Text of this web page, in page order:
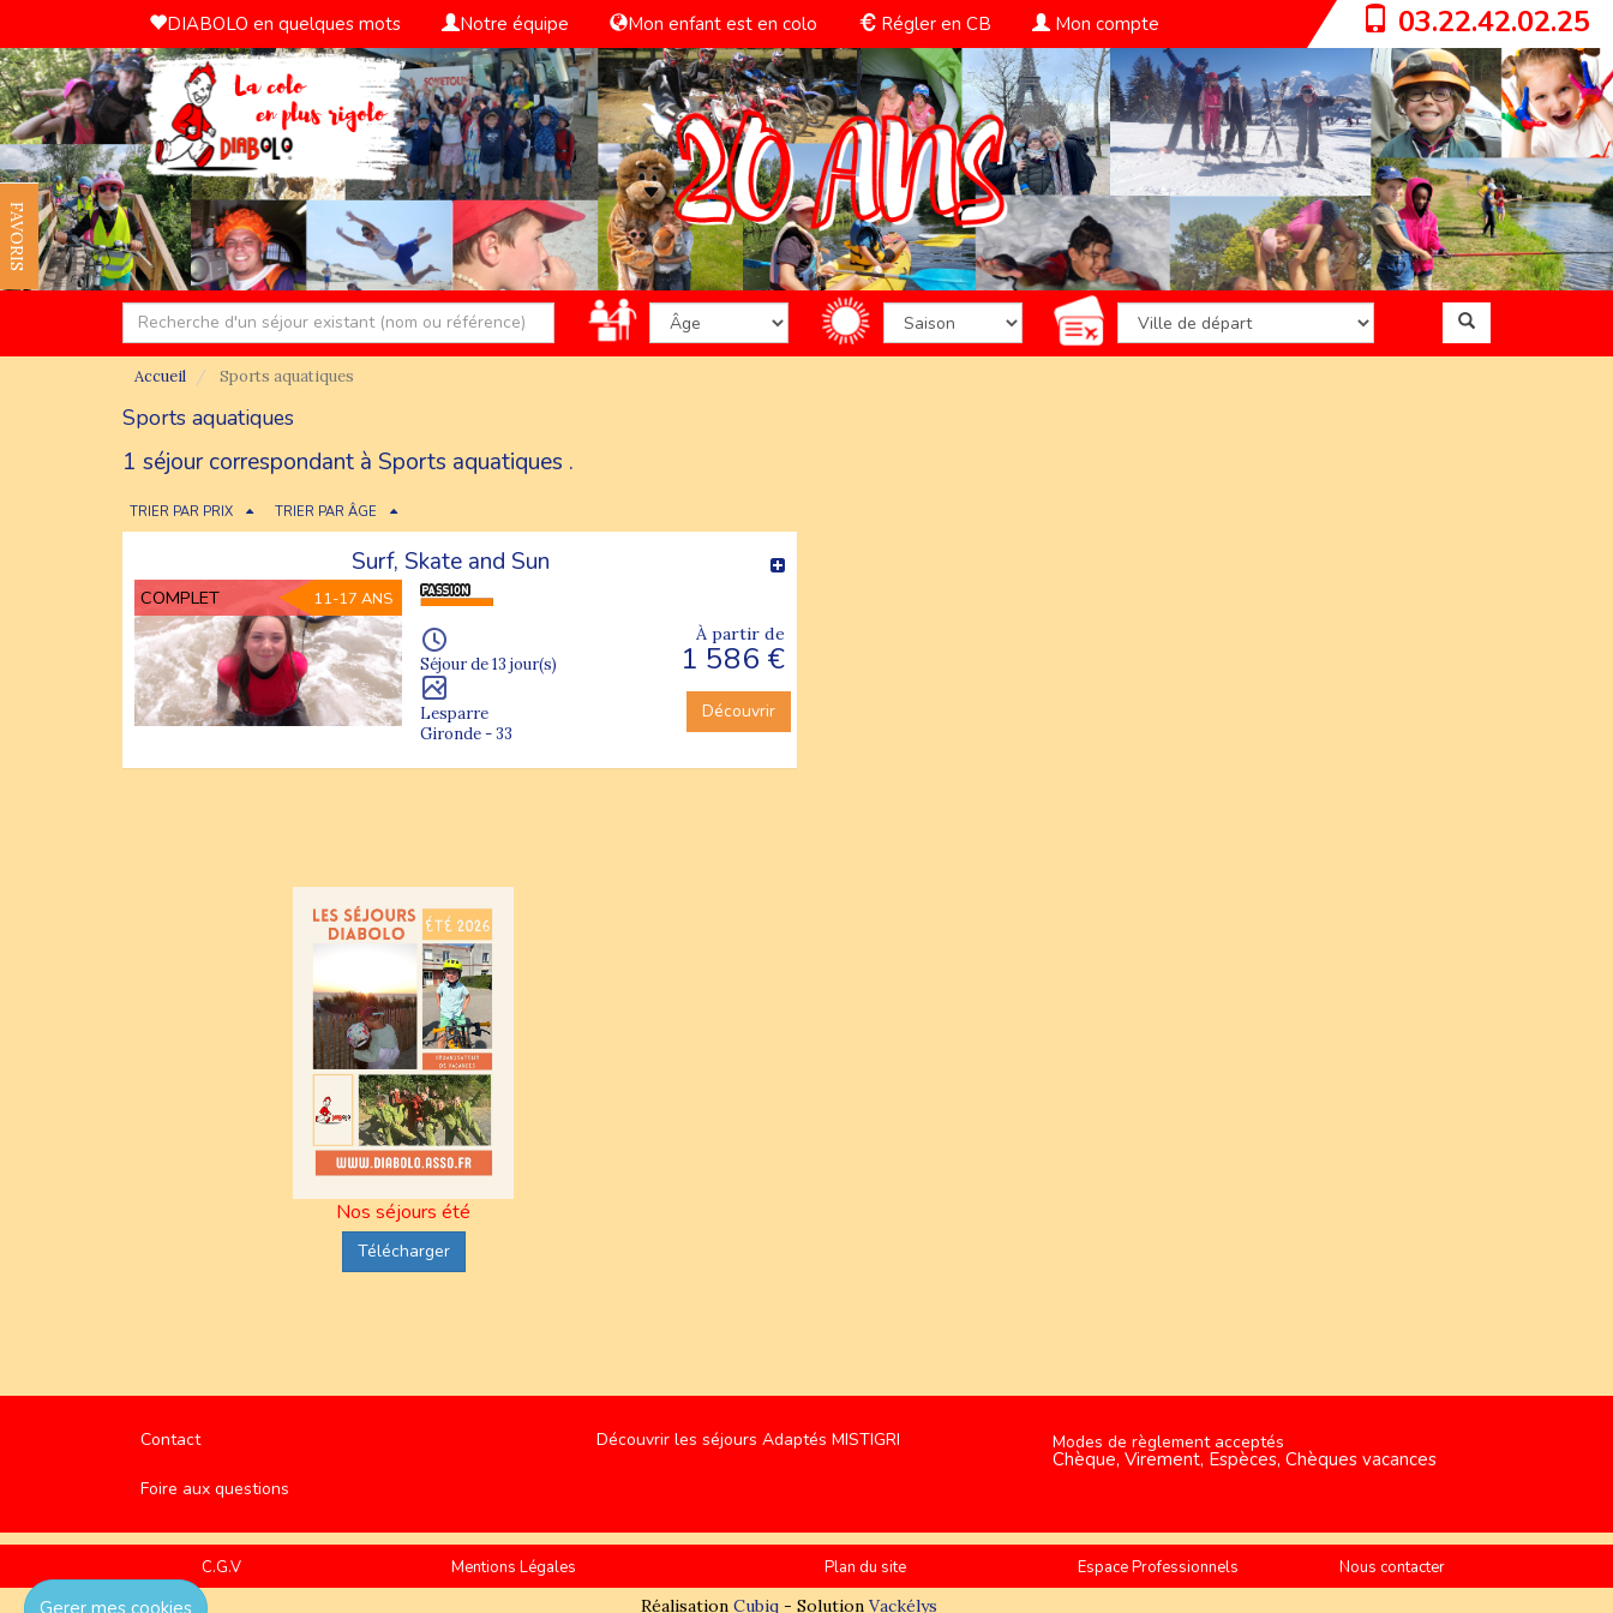
DIABOLO en quelques mots Notre équipe Mon enfant est en colo Régler en CB Mon compte 03.22.42.02.25
FAVORIS
Accueil Sports aquatiques
Sports aquatiques
1 séjour correspondant à Sports aquatiques .
TRIER PAR PRIX TRIER PAR ÂGE
Surf, Skate and Sun
COMPLET 11-17 ANS
Séjour de 13 jour(s)
Lesparre
Gironde - 33
À partir de
1 586 €
Découvrir
Nos séjours été
Télécharger
Contact
Foire aux questions
Découvrir les séjours Adaptés MISTIGRI Modes de règlement acceptés
Chèque, Virement, Espèces, Chèques vacances
C.G.V Mentions Légales Plan du site Espace Professionnels
Nous contacter
Réalisation Cubiq- Solution Vackélys
Gerer mes cookies